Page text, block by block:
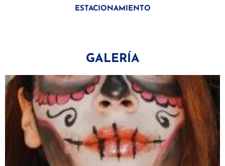
ESTACIONAMIENTO
GALERÍA